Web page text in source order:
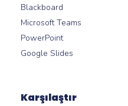
Blackboard
Microsoft Teams
PowerPoint
Google Slides
Karşılaştır